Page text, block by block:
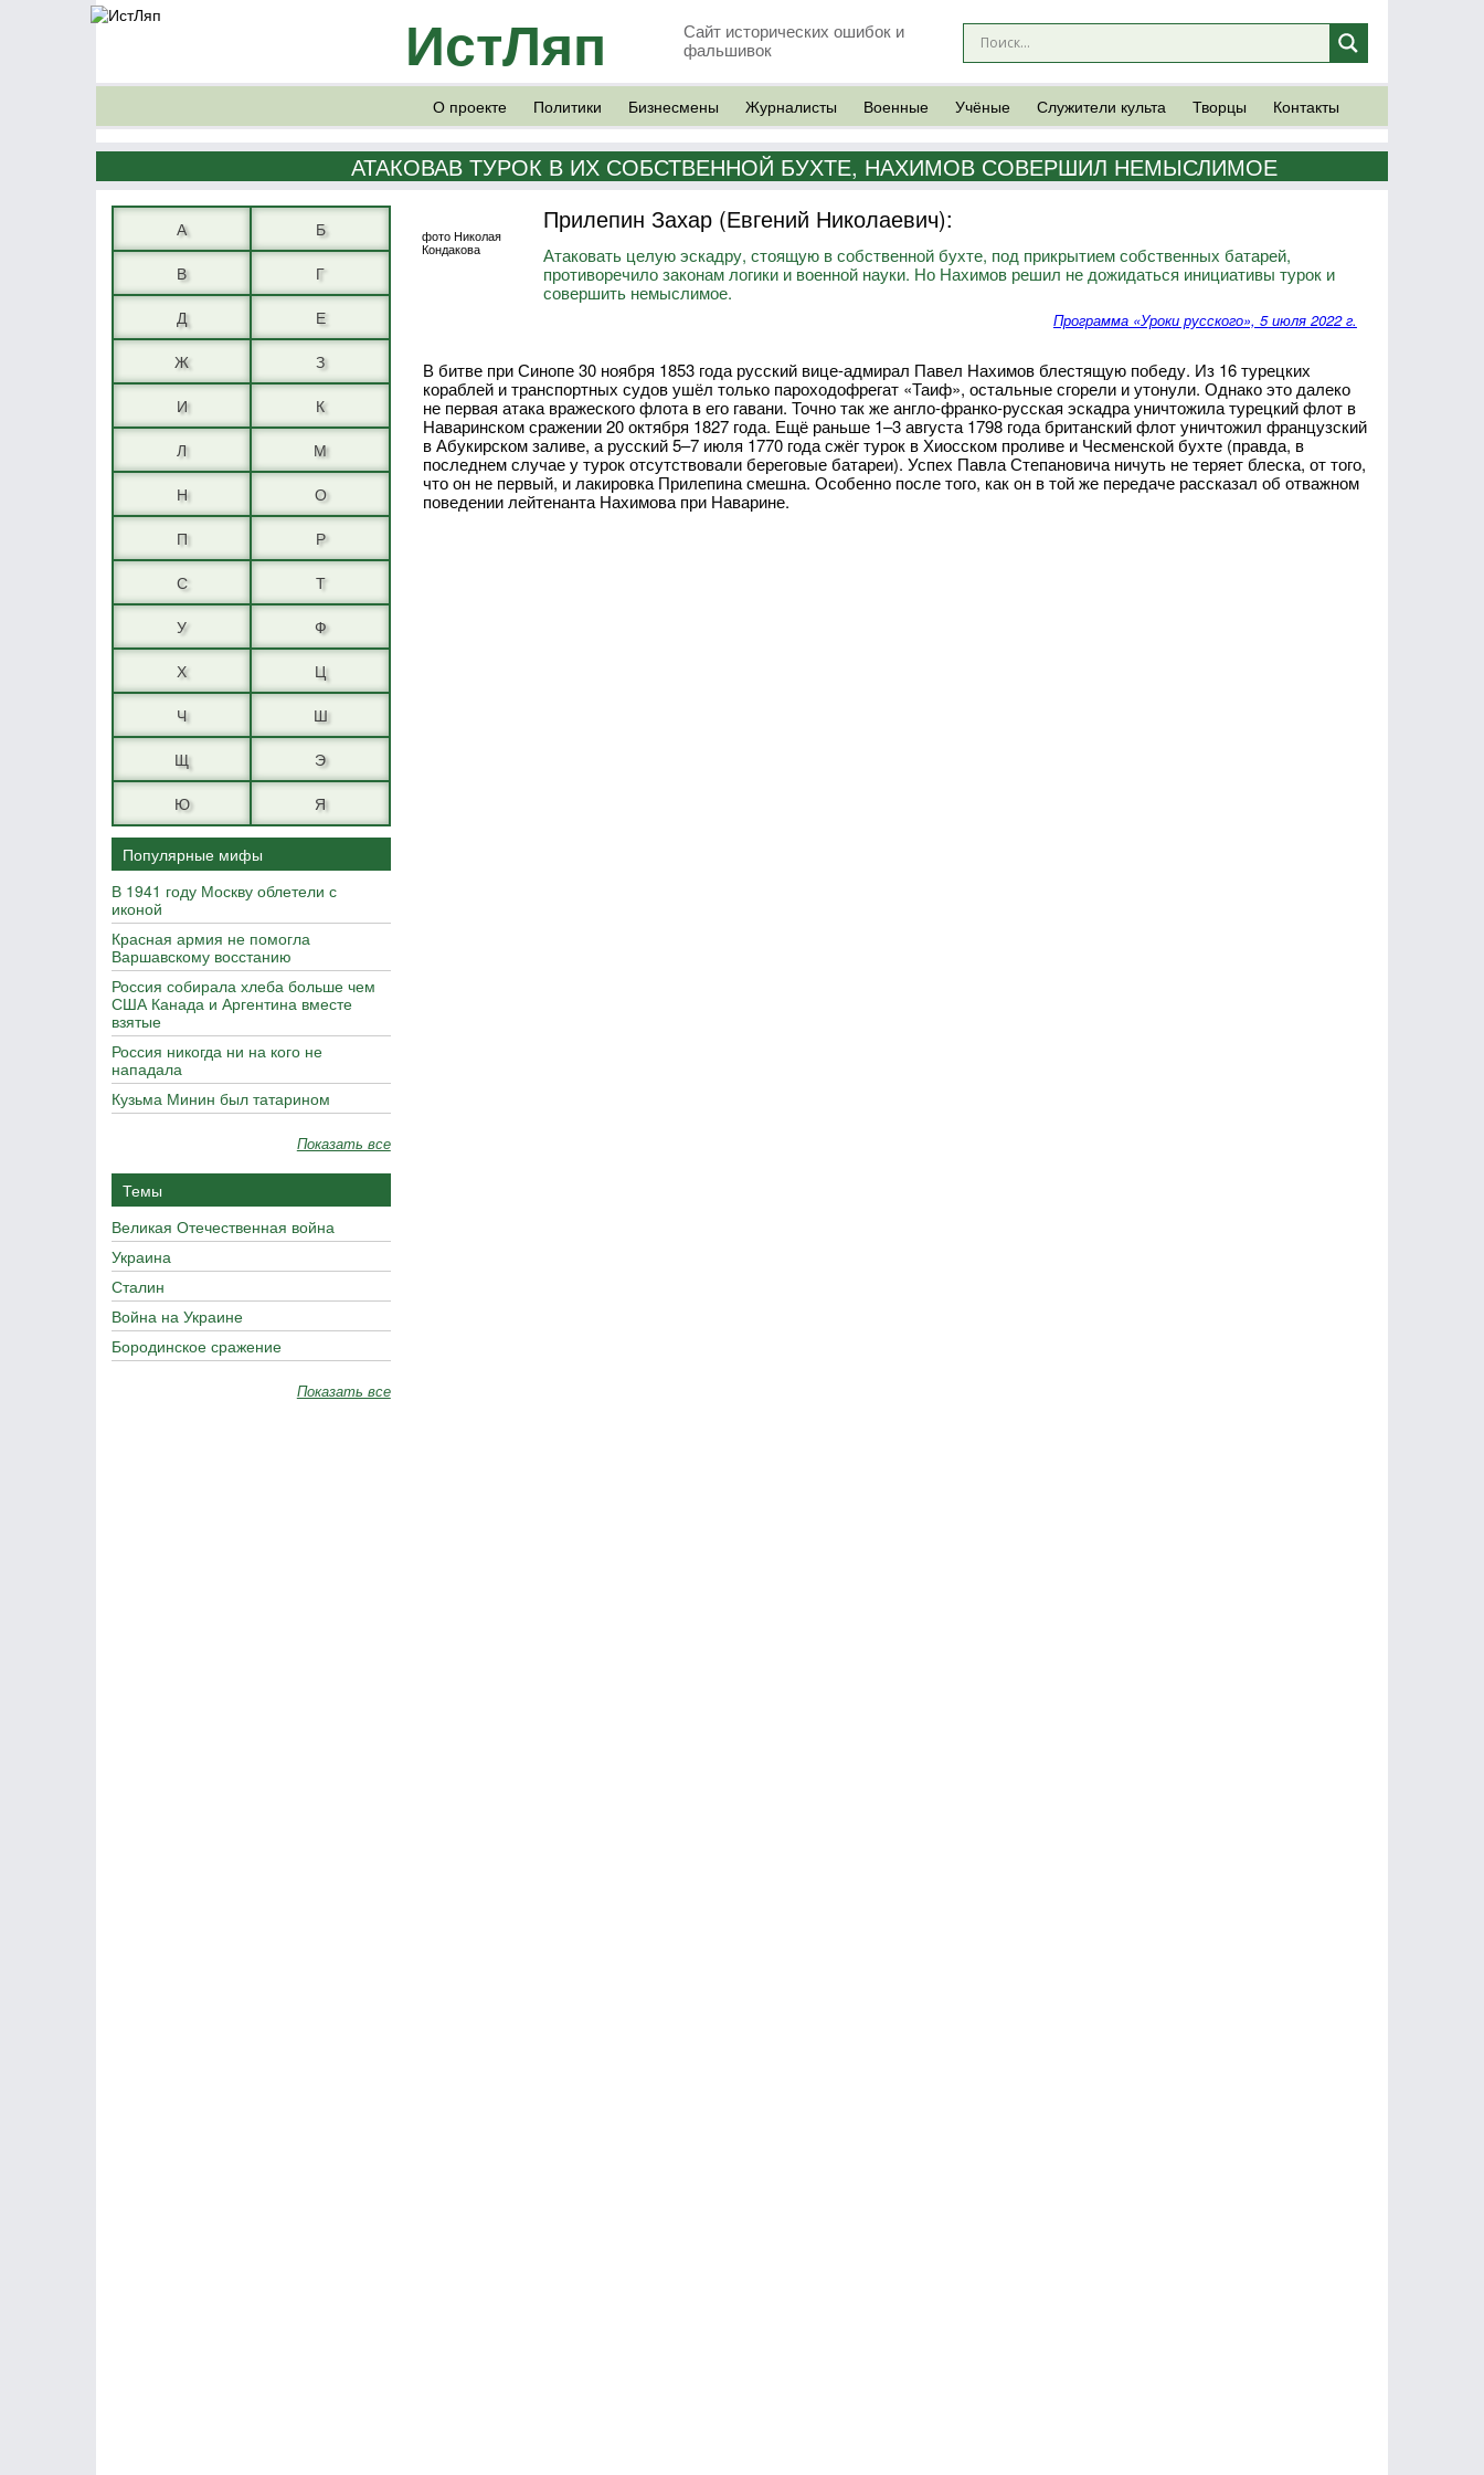
ИстЛяп
Сайт исторических ошибок и
фальшивок
О проекте Политики Бизнесмены Журналисты Военные Учёные Служители культа Творцы Контакты
АТАКОВАВ ТУРОК В ИХ СОБСТВЕННОЙ БУХТЕ, НАХИМОВ СОВЕРШИЛ НЕМЫСЛИМОЕ
А
Б
В
Г
Д
Е
Ж
З
И
К
Л
М
Н
О
П
Р
С
Т
У
Ф
Х
Ц
Ч
Ш
Щ
Э
Ю
Я
Популярные мифы
В 1941 году Москву облетели с
иконой
Красная армия не помогла
Варшавскому восстанию
Россия собирала хлеба больше чем
США Канада и Аргентина вместе
взятые
Россия никогда ни на кого не
нападала
Кузьма Минин был татарином
Показать все
Темы
Великая Отечественная война
Украина
Сталин
Война на Украине
Бородинское сражение
Показать все
фото Николая
Кондакова
Прилепин Захар (Евгений Николаевич):
Атаковать целую эскадру, стоящую в собственной бухте, под прикрытием собственных батарей,
противоречило законам логики и военной науки. Но Нахимов решил не дожидаться инициативы турок и
совершить немыслимое.
Программа «Уроки русского», 5 июля 2022 г.
В битве при Синопе 30 ноября 1853 года русский вице-адмирал Павел Нахимов блестящую победу. Из 16 турецких
кораблей и транспортных судов ушёл только пароходофрегат «Таиф», остальные сгорели и утонули. Однако это далеко
не первая атака вражеского флота в его гавани. Точно так же англо-франко-русская эскадра уничтожила турецкий флот в
Наваринском сражении 20 октября 1827 года. Ещё раньше 1–3 августа 1798 года британский флот уничтожил французский
в Абукирском заливе, а русский 5–7 июля 1770 года сжёг турок в Хиосском проливе и Чесменской бухте (правда, в
последнем случае у турок отсутствовали береговые батареи). Успех Павла Степановича ничуть не теряет блеска, от того,
что он не первый, и лакировка Прилепина смешна. Особенно после того, как он в той же передаче рассказал об отважном
поведении лейтенанта Нахимова при Наварине.